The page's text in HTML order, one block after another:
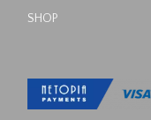
SHOP